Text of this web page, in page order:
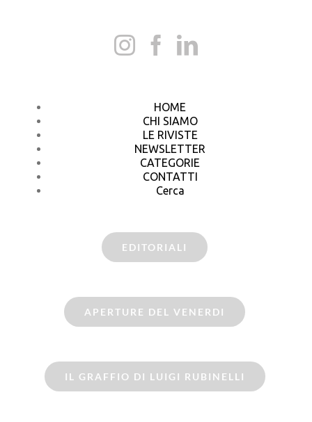
HOME
CHI SIAMO
LE RIVISTE
NEWSLETTER
CATEGORIE
CONTATTI
Cerca
EDITORIALI
APERTURE DEL VENERDI
IL GRAFFIO DI LUIGI RUBINELLI